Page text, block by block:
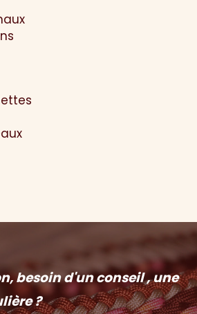
besoin d'un conseil , une
?